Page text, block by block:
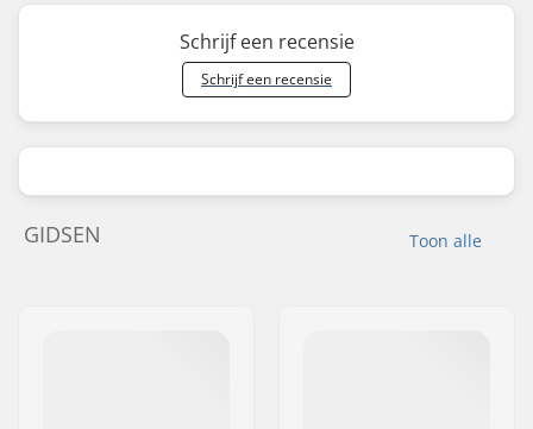
Schrijf een recensie
Schrijf een recensie
Toon alle
GIDSEN